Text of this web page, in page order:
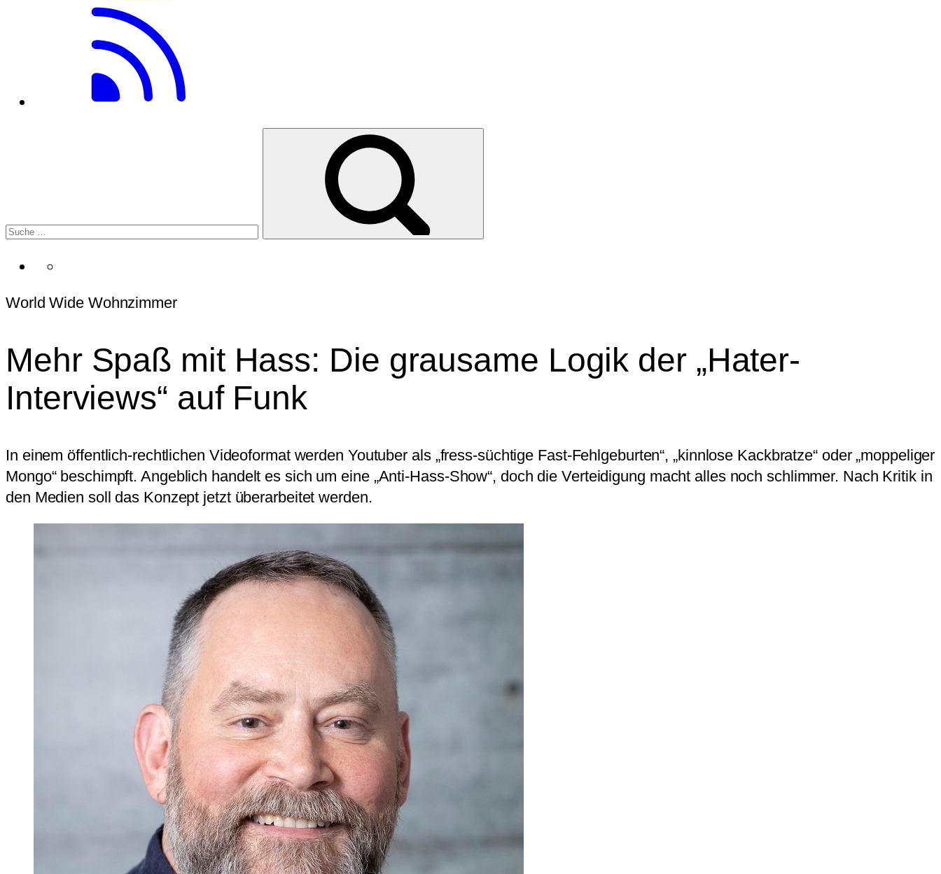
World Wide Wohnzimmer
Mehr Spaß mit Hass: Die grausame Logik der „Hater-
Interviews“ auf Funk
In einem öffentlich-rechtlichen Videoformat werden Youtuber als „fress-süchtige Fast-Fehlgeburten“, „kinnlose Kackbratze“ oder „moppeliger
Mongo“ beschimpft. Angeblich handelt es sich um eine „Anti-Hass-Show“, doch die Verteidigung macht alles noch schlimmer. Nach Kritik in
den Medien soll das Konzept jetzt überarbeitet werden.